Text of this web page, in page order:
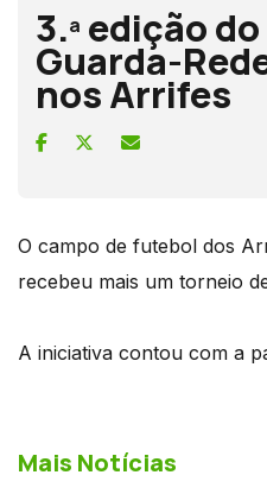
3.ª edição
Guarda-
nos Arrifes
O campo de futebol dos
recebeu mais um torneio
A iniciativa contou com a
Mais Notícias